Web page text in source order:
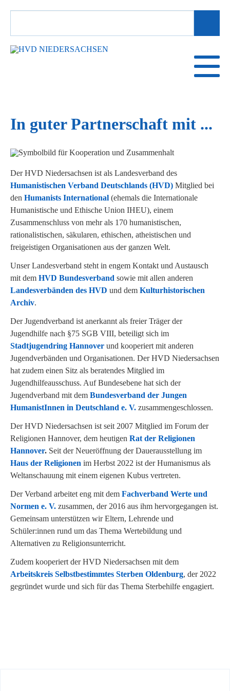
SUCHBEGRIFFE
In guter Partnerschaft mit ...
Der HVD Niedersachsen ist als Landesverband des
Humanistischen Verband Deutschlands (HVD) Mitglied bei
den Humanists International (ehemals die Internationale
Humanistische und Ethische Union IHEU), einem
Zusammenschluss von mehr als 170 humanistischen,
rationalistischen, säkularen, ethischen, atheistischen und
freigeistigen Organisationen aus der ganzen Welt.
Unser Landesverband steht in engem Kontakt und Austausch
mit dem HVD Bundesverband sowie mit allen anderen
Landesverbänden des HVD und dem Kulturhistorischen
Archiv.
Der Jugendverband ist anerkannt als freier Träger der
Jugendhilfe nach §75 SGB VIII, beteiligt sich im
Stadtjugendring Hannover und kooperiert mit anderen
Jugendverbänden und Organisationen. Der HVD Niedersachsen
hat zudem einen Sitz als beratendes Mitglied im
Jugendhilfeausschuss. Auf Bundesebene hat sich der
Jugendverband mit dem Bundesverband der Jungen
HumanistInnen in Deutschland e. V. zusammengeschlossen.
Der HVD Niedersachsen ist seit 2007 Mitglied im Forum der
Religionen Hannover, dem heutigen Rat der Religionen
Hannover. Seit der Neueröffnung der Dauerausstellung im
Haus der Religionen im Herbst 2022 ist der Humanismus als
Weltanschauung mit einem eigenen Kubus vertreten.
Der Verband arbeitet eng mit dem Fachverband Werte und
Normen e. V. zusammen, der 2016 aus ihm hervorgegangen ist.
Gemeinsam unterstützen wir Eltern, Lehrende und
Schüler:innen rund um das Thema Wertebildung und
Alternativen zu Religionsunterricht.
Zudem kooperiert der HVD Niedersachsen mit dem
Arbeitskreis Selbstbestimmtes Sterben Oldenburg, der 2022
gegründet wurde und sich für das Thema Sterbehilfe engagiert.